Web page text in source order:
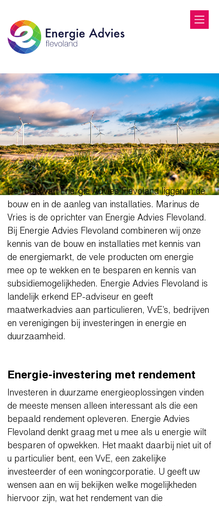
De roots van Energie Advies Flevoland liggen in de
bouw en in de aanleg van installaties. Marinus de
Vries is de oprichter van Energie Advies Flevoland.
Bij Energie Advies Flevoland combineren wij onze
kennis van de bouw en installaties met kennis van
de energiemarkt, de vele producten om energie
mee op te wekken en te besparen en kennis van
subsidiemogelijkheden. Energie Advies Flevoland is
landelijk erkend EP-adviseur en geeft
maatwerkadvies aan particulieren, VvE’s, bedrijven
en verenigingen bij investeringen in energie en
duurzaamheid.
Energie-investering met rendement
Investeren in duurzame energieoplossingen vinden
de meeste mensen alleen interessant als die een
bepaald rendement opleveren. Energie Advies
Flevoland denkt graag met u mee als u energie wilt
besparen of opwekken. Het maakt daarbij niet uit of
u particulier bent, een VvE, een zakelijke
investeerder of een woningcorporatie. U geeft uw
wensen aan en wij bekijken welke mogelijkheden
hiervoor zijn, wat het rendement van die